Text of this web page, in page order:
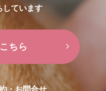
しています
ちら